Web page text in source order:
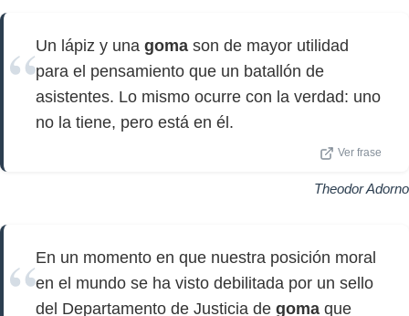
Un lápiz y una goma son de mayor utilidad
para el pensamiento que un batallón de
asistentes. Lo mismo ocurre con la verdad: uno
no la tiene, pero está en él.
Ver frase
Theodor Adorno
En un momento en que nuestra posición moral
en el mundo se ha visto debilitada por un sello
del Departamento de Justicia de goma que